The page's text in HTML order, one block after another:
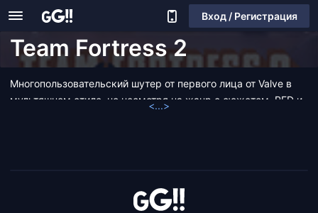
Вход / Регистрация
Team Fortress 2
Многопользовательский шутер от первого лица от Valve в
мультяшном стиле, но несмотря на жанр с сюжетом. RED и
<...>